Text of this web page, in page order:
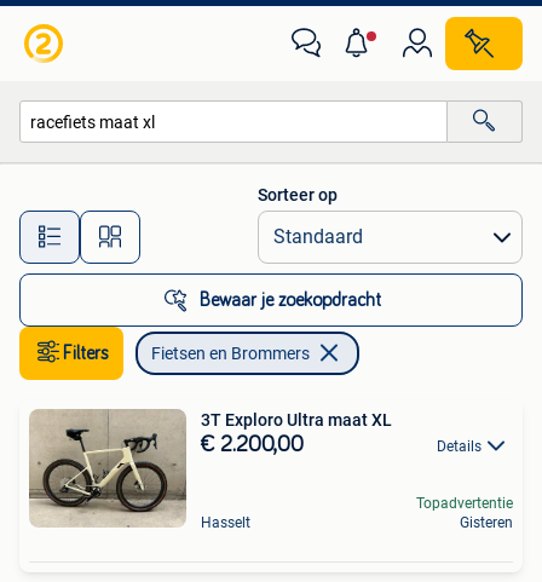
Alle afstanden…
Sorteer op
Bewaar je zoekopdracht
Filters Fietsen en Brommers
3T Exploro Ultra maat XL
€ 2.200,00 Details
Hasselt
Topadvertentie
Gisteren